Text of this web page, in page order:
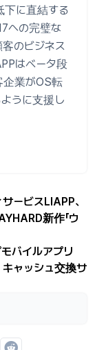
下に直結する
への完璧な
のビジネス
はベータ段
企業がOS転
うに支援し
ービスLIAPP、
新作「ウ
バイルアプリ
キャッシュ交換サ